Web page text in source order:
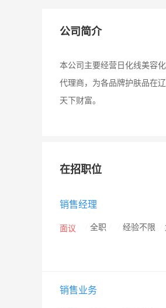
公司简介
本公司主要经营日化线美容
代理商，为各品牌护肤品在
天下财富。
在招职位
销售经理
面议 全职 经验不限
销售业务